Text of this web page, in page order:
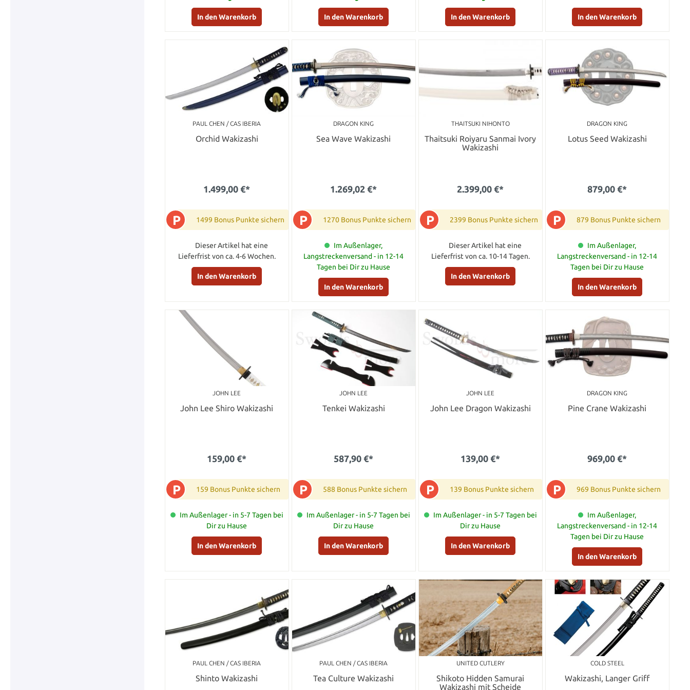
In den Warenkorb In den Warenkorb In den Warenkorb In den Warenkorb
PAUL CHEN / CAS IBERIA
Orchid Wakizashi
1.499,00 €*
P 1499 Bonus Punkte sichern
Dieser Artikel hat eine
Lieferfrist von ca. 4-6 Wochen.
In den Warenkorb
DRAGON KING
Sea Wave Wakizashi
1.269,02 €*
P 1270 Bonus Punkte sichern
Im Außenlager,
Langstreckenversand - in 12-14
Tagen bei Dir zu Hause
In den Warenkorb
THAITSUKI NIHONTO
Thaitsuki Roiyaru Sanmai Ivory
Wakizashi
2.399,00 €*
P 2399 Bonus Punkte sichern
Dieser Artikel hat eine
Lieferfrist von ca. 10-14 Tagen.
In den Warenkorb
DRAGON KING
Lotus Seed Wakizashi
879,00 €*
P 879 Bonus Punkte sichern
Im Außenlager,
Langstreckenversand - in 12-14
Tagen bei Dir zu Hause
In den Warenkorb
JOHN LEE
John Lee Shiro Wakizashi
159,00 €*
P 159 Bonus Punkte sichern
Im Außenlager - in 5-7 Tagen bei
Dir zu Hause
In den Warenkorb
JOHN LEE
Tenkei Wakizashi
587,90 €*
P 588 Bonus Punkte sichern
Im Außenlager - in 5-7 Tagen bei
Dir zu Hause
In den Warenkorb
JOHN LEE
John Lee Dragon Wakizashi
139,00 €*
P 139 Bonus Punkte sichern
Im Außenlager - in 5-7 Tagen bei
Dir zu Hause
In den Warenkorb
DRAGON KING
Pine Crane Wakizashi
969,00 €*
P 969 Bonus Punkte sichern
Im Außenlager,
Langstreckenversand - in 12-14
Tagen bei Dir zu Hause
In den Warenkorb
PAUL CHEN / CAS IBERIA
Shinto Wakizashi
PAUL CHEN / CAS IBERIA
Tea Culture Wakizashi
UNITED CUTLERY
Shikoto Hidden Samurai
Wakizashi mit Scheide
COLD STEEL
Wakizashi, Langer Griff